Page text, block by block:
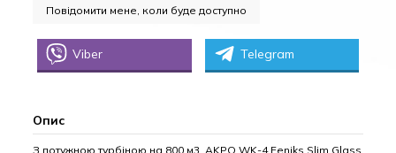
Viber Telegram
Опис
З потужною турбіною на 800 м3, AKPO WK-4 Feniks Slim Glass